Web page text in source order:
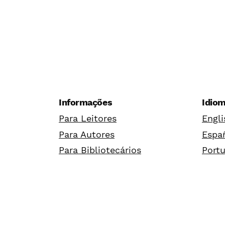
Informações
Para Leitores
Para Autores
Para Bibliotecários